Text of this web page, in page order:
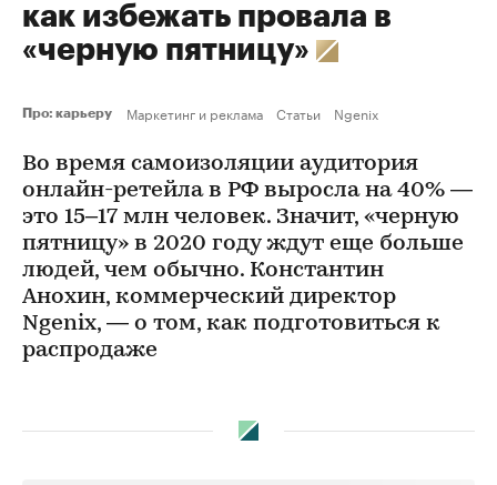
как избежать провала в
«черную пятницу»
Про: карьеру Маркетинг и реклама Статьи Ngenix
Во время самоизоляции аудитория
онлайн-ретейла в РФ выросла на 40% —
это 15–17 млн человек. Значит, «черную
пятницу» в 2020 году ждут еще больше
людей, чем обычно. Константин
Анохин, коммерческий директор
Ngenix, — о том, как подготовиться к
распродаже